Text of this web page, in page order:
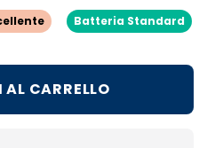
Batteria Standard
CARRELLO